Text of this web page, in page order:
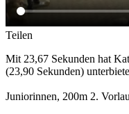
Teilen
Mit 23,67 Sekunden hat
(23,90 Sekunden)
Juniorinnen, 200m 2.